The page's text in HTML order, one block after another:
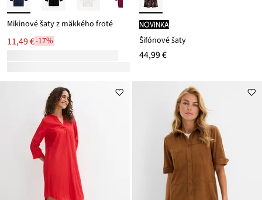
Mikinové šaty z mäkkého froté
11,49 €-17%
novinka
Šifónové šaty
44,99 €